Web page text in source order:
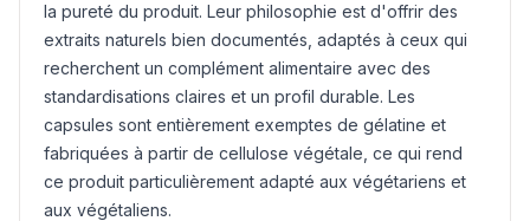
la pureté du produit. Leur philosophie est d'offrir des
extraits naturels bien documentés, adaptés à ceux qui
recherchent un complément alimentaire avec des
standardisations claires et un profil durable. Les
capsules sont entièrement exemptes de gélatine et
fabriquées à partir de cellulose végétale, ce qui rend
ce produit particulièrement adapté aux végétariens et
aux végétaliens.